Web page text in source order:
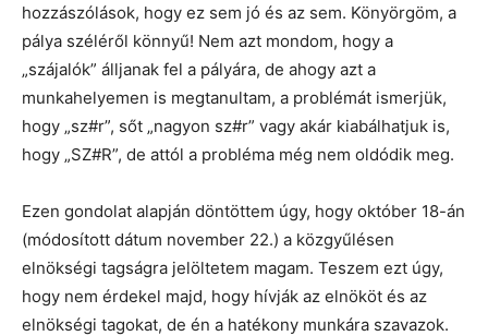
hozzászólások, hogy ez sem jó és az sem. Könyörgöm, a
pálya széléről könnyű! Nem azt mondom, hogy a
„szájalók” álljanak fel a pályára, de ahogy azt a
munkahelyemen is megtanultam, a problémát ismerjük,
hogy „sz#r”, sőt „nagyon sz#r” vagy akár kiabálhatjuk is,
hogy „SZ#R”, de attól a probléma még nem oldódik meg.
Ezen gondolat alapján döntöttem úgy, hogy október 18-án
(módosított dátum november 22.) a közgyűlésen
elnökségi tagságra jelöltetem magam. Teszem ezt úgy,
hogy nem érdekel majd, hogy hívják az elnököt és az
elnökségi tagokat, de én a hatékony munkára szavazok.